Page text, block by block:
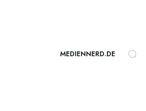
MEDIENNERD.DE